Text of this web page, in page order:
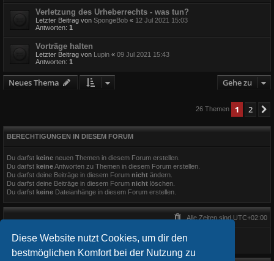
Diese Website nutzt Cookies, um dir den
bestmöglichen Komfort bei der Nutzung zu
Verletzung des Urheberrechts - was tun?
Letzter Beitrag von SpongeBob « 12 Jul 2021 15:03
Antworten: 1
Vorträge halten
Letzter Beitrag von Lupin « 09 Jul 2021 15:43
Antworten: 1
Neues Thema Gehe zu
26 Themen 1 2
BERECHTIGUNGEN IN DIESEM FORUM
Du darfst keine neuen Themen in diesem Forum erstellen.
Du darfst keineAntworten zu Themen in diesem Forum erstellen.
Du darfst deine Beiträge in diesem Forum nicht ändern.
Du darfst deine Beiträge in diesem Forum nicht löschen.
Du darfst keine Dateianhänge in diesem Forum erstellen.
Alle Zeiten sind UTC+02:00